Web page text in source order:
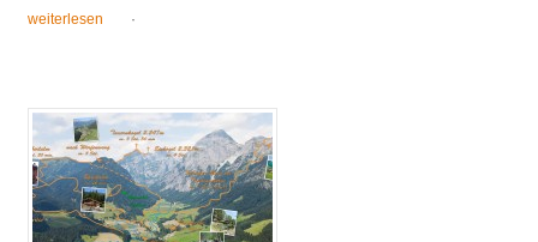
weiterlesen ·